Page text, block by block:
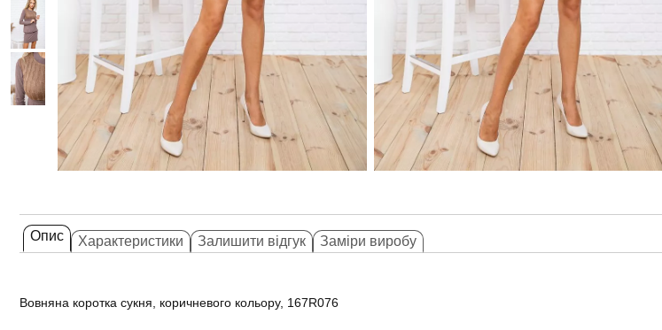
Опис Характеристики Залишити відгук Заміри виробу
Вовняна коротка сукня, коричневого кольору, 167R076